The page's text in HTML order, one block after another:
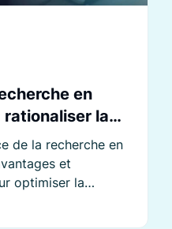
en
la
de la recherche en
et
optimiser la